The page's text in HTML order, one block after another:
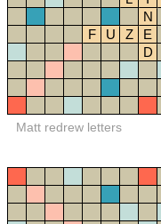
N
F
U Z
E
D
Matt redrew letters